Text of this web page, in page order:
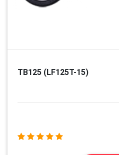
TB125 (LF125T-15)